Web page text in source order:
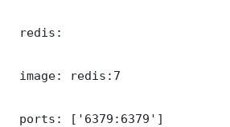
redis:
image: redis:7
ports: ['6379:6379']